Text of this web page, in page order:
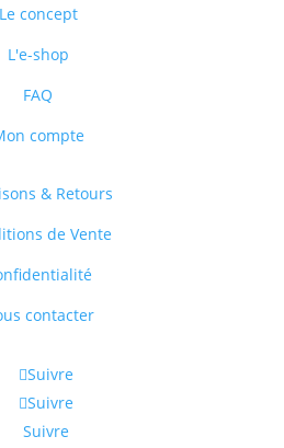
Le concept
L'e-shop
FAQ
compte
& Retours
de Vente
contacter
Suivre
Suivre
Suivre